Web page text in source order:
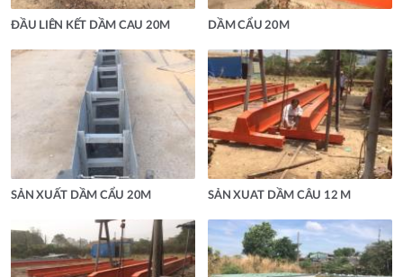
ĐẦU LIÊN KẾT DẦM CAU 20M DẦM CẨU 20M
SẢN XUẤT DẦM CẨU 20M SẢN XUAT DẦM CÂU 12 M